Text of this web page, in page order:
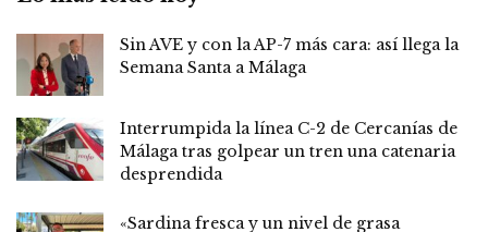
Sin AVE y con la AP-7 más cara: así llega la
Semana Santa a Málaga
Interrumpida la línea C-2 de Cercanías de
Málaga tras golpear un tren una catenaria
desprendida
«Sardina fresca y un nivel de grasa